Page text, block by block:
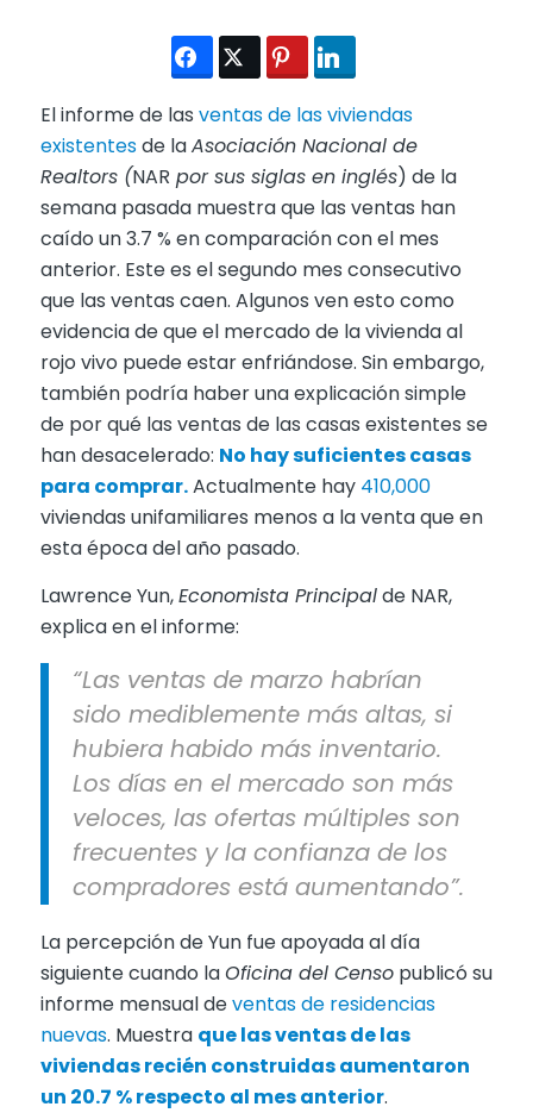
El informe de las ventas de las viviendas
existentesde laAsociación Nacional de
Realtors (NAR por sus siglas en inglés) de la
semana pasada muestra que las ventas han
caído un 3.7 % en comparación con el mes
anterior. Este es el segundo mes consecutivo
que las ventas caen. Algunos ven esto como
evidencia de que el mercado de la vivienda al
rojo vivo puede estar enfriándose. Sin embargo,
también podría haber una explicación simple
de por qué las ventas de las casas existentes se
han desacelerado: No hay suficientes casas
para comprar.Actualmente hay 410,000
viviendas unifamiliares menos a la venta que en
esta época del año pasado.
Lawrence Yun,Economista Principalde NAR,
explica en el informe:
“Las ventas de marzo habrían
sido mediblemente más altas, si
hubiera habido más inventario.
Los días en el mercado son más
veloces, las ofertas múltiples son
frecuentes y la confianza de los
compradores está aumentando”.
La percepción de Yun fue apoyada al día
siguiente cuando laOficina del Censopublicó su
informe mensual deventas de residencias
nuevas. Muestra que las ventas de las
viviendas recién construidas aumentaron
un 20.7 % respecto al mes anterior.